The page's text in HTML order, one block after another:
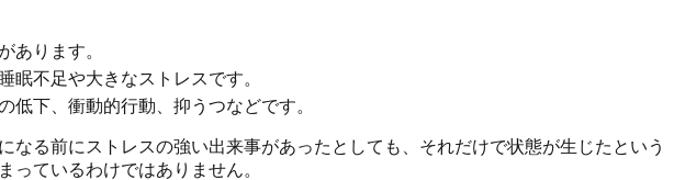
あります。
不足や大きなストレスです。
下、衝動的行動、抑うつなどです。
る前にストレスの強い出来事があったとしても、それだけで状態が生じたという
ているわけではありません。